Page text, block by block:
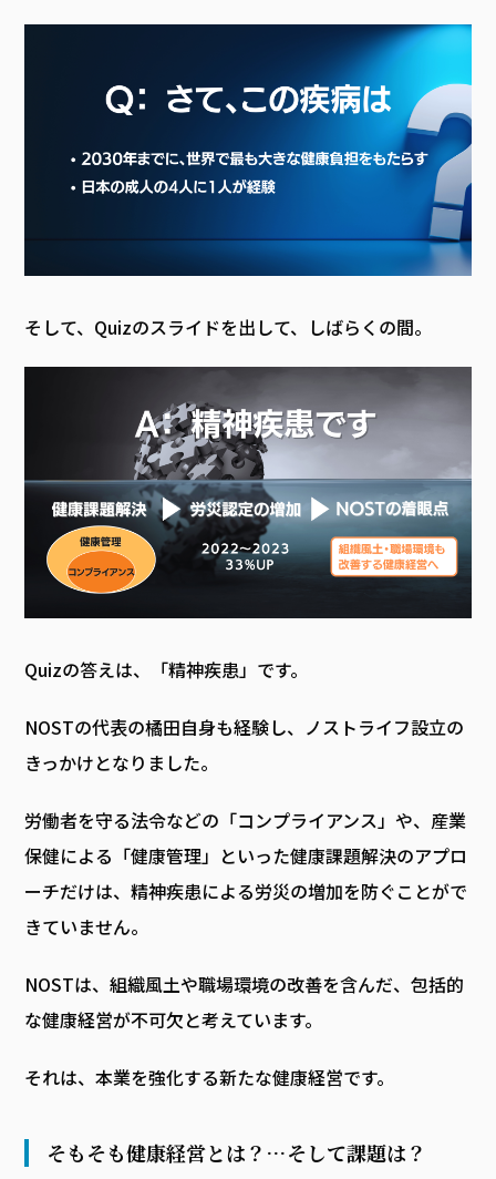
そして、Quizのスライドを出して、しばらくの間。
Quizの答えは、「精神疾患」です。
NOSTの代表の橘田自身も経験し、ノストライフ設立の
きっかけとなりました。
労働者を守る法令などの「コンプライアンス」や、産業
保健による「健康管理」といった健康課題解決のアプロ
ーチだけは、精神疾患による労災の増加を防ぐことがで
きていません。
NOSTは、組織風土や職場環境の改善を含んだ、包括的
な健康経営が不可欠と考えています。
それは、本業を強化する新たな健康経営です。
そもそも健康経営とは？…そして課題は？